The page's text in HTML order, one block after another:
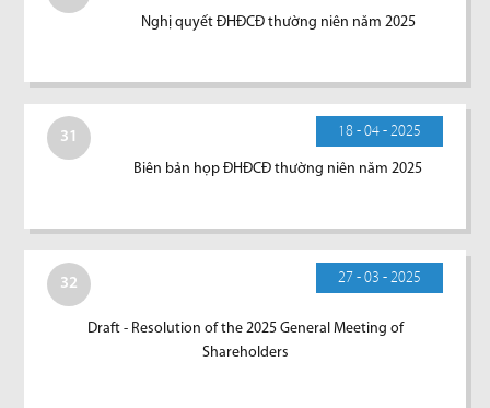
Nghị quyết ĐHĐCĐ thường niên năm 2025
31 18 - 04 - 2025
Biên bản họp ĐHĐCĐ thường niên năm 2025
32 27 - 03 - 2025
Draft - Resolution of the 2025 General Meeting of
Shareholders